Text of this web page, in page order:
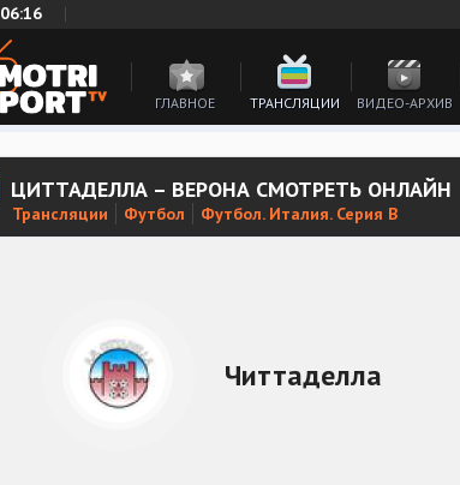
06:16
ГЛАВНОЕ ТРАНСЛЯЦИИ ВИДЕО-АРХИВ
ЦИТТАДЕЛЛА – ВЕРОНА СМОТРЕТЬ ОНЛАЙН
Трансляции Футбол Футбол. Италия. Серия В
Читтаделла